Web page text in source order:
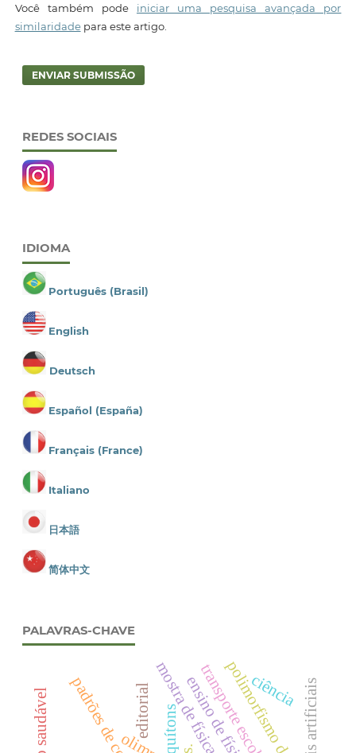
Você também pode iniciar uma pesquisa avançada por
similaridadepara este artigo.
ENVIAR SUBMISSÃO
REDES SOCIAIS
IDIOMA
Português (Brasil)
English
Deutsch
Español (España)
Français (France)
Italiano
日本語
简体中文
PALAVRAS-CHAVE
editorial
padrões de cor polimorfismo de cor
quítons
mostra de física.
ensino de físicaciência